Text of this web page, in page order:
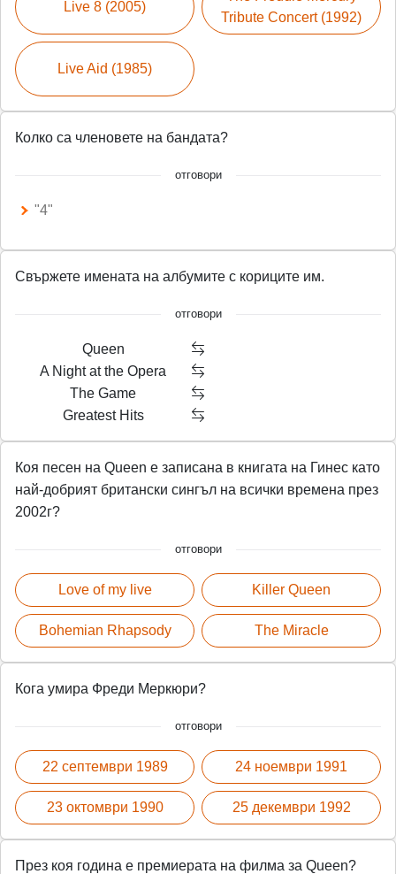
Live 8 (2005)
Live Aid (1985)
Tribute Concert (1992)
Колко са членовете на бандата?
отговори
"4"
Свържете имената на албумите с кориците им.
отговори
Queen
A Night at the Opera
The Game
Greatest Hits
Коя песен на Queen е записана в книгата на Гинес като
най-добрият британски сингъл на всички времена през
2002г?
отговори
Love of my live
Bohemian Rhapsody
Killer Queen
The Miracle
Кога умира Фреди Меркюри?
отговори
22 септември 1989
23 октомври 1990
24 ноември 1991
25 декември 1992
През коя година е премиерата на филма за Queen?